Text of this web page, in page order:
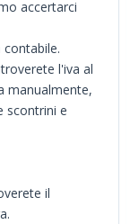
accertarci
l'iva al
manualmente,
scontrini e
il